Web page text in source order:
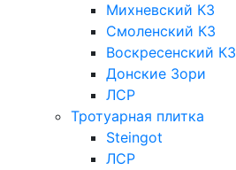
Михневский КЗ
Смоленский КЗ
Воскресенский КЗ
Донские Зори
ЛСР
Тротуарная плитка
Steingot
ЛСР